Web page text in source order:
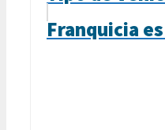
Franquicia